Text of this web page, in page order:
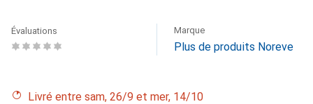
Évaluations Marque
Plus de produits Noreve
Livré entre sam, 26/9 et mer, 14/10